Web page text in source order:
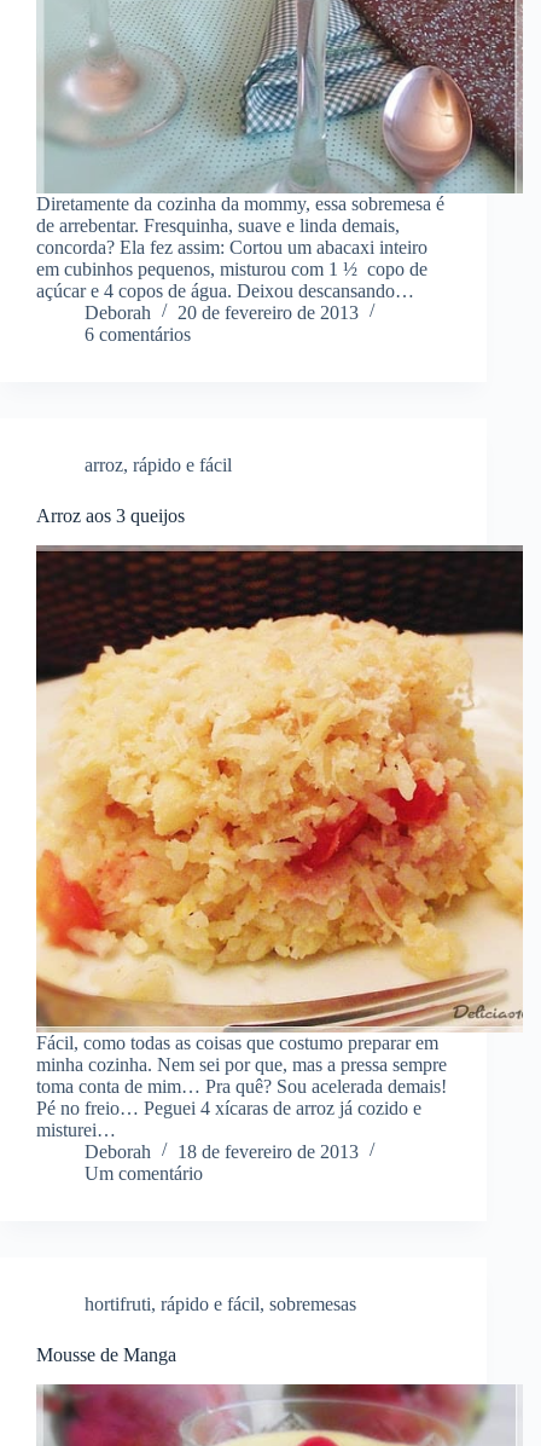
Diretamente da cozinha da mommy, essa sobremesa é
de arrebentar. Fresquinha, suave e linda demais,
concorda? Ela fez assim: Cortou um abacaxi inteiro
em cubinhos pequenos, misturou com 1 ½ copo de
açúcar e 4 copos de água. Deixou descansando…
Deborah
20 de fevereiro de 2013
6 comentários
arroz, rápido e fácil
Arroz aos 3 queijos
Fácil, como todas as coisas que costumo preparar em
minha cozinha. Nem sei por que, mas a pressa sempre
toma conta de mim… Pra quê? Sou acelerada demais!
Pé no freio… Peguei 4 xícaras de arroz já cozido e
misturei…
Deborah
18 de fevereiro de 2013
Um comentário
hortifruti, rápido e fácil, sobremesas
Mousse de Manga